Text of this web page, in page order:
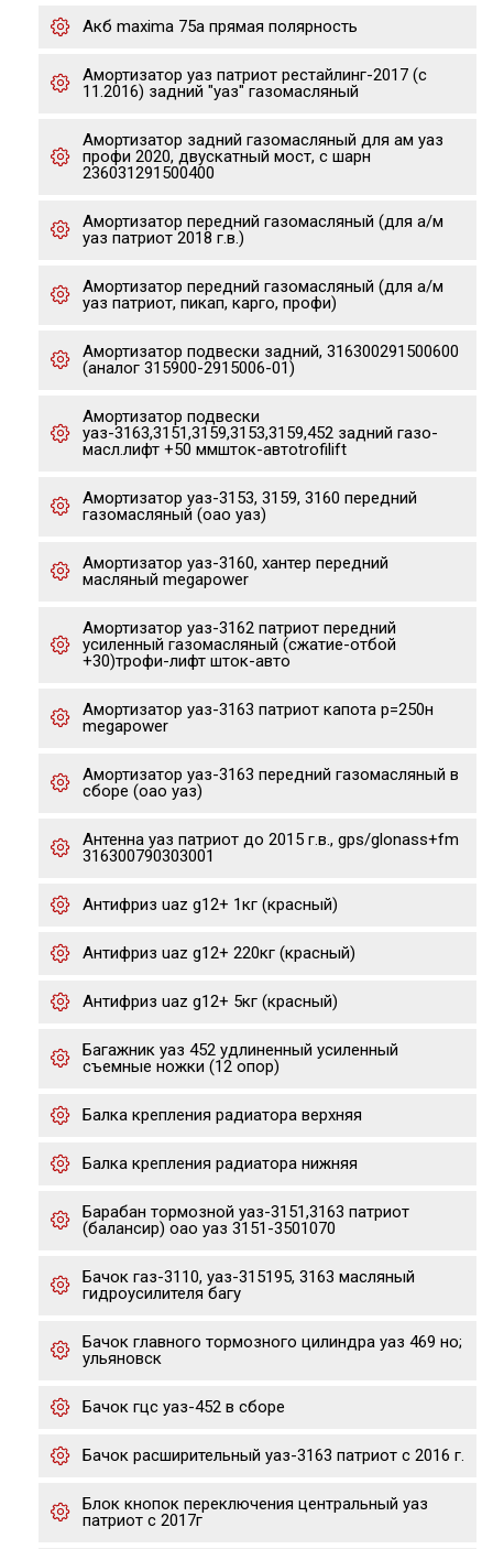
Акб maxima 75a прямая полярность
Амортизатор уаз патриот рестайлинг-2017 (с
11.2016) задний "уаз" газомасляный
Амортизатор задний газомасляный для ам уаз
профи 2020, двускатный мост, с шарн
236031291500400
Амортизатор передний газомасляный (для а/м
уаз патриот 2018 г.в.)
Амортизатор передний газомасляный (для а/м
уаз патриот, пикап, карго, профи)
Амортизатор подвески задний, 316300291500600
(аналог 315900-2915006-01)
Амортизатор подвески
уаз-3163,3151,3159,3153,3159,452 задний газо-
масл.лифт +50 ммшток-автоtrofilift
Амортизатор уаз-3153, 3159, 3160 передний
газомасляный (оао уаз)
Амортизатор уаз-3160, хантер передний
масляный megapower
Амортизатор уаз-3162 патриот передний
усиленный газомасляный (сжатие-отбой
+30)трофи-лифт шток-авто
Амортизатор уаз-3163 патриот капота р=250н
megapower
Амортизатор уаз-3163 передний газомасляный в
сборе (оао уаз)
Антенна уаз патриот до 2015 г.в., gps/glonass+fm
316300790303001
Антифриз uaz g12+ 1кг (красный)
Антифриз uaz g12+ 220кг (красный)
Антифриз uaz g12+ 5кг (красный)
Багажник уаз 452 удлиненный усиленный
съемные ножки (12 опор)
Балка крепления радиатора верхняя
Балка крепления радиатора нижняя
Барабан тормозной уаз-3151,3163 патриот
(балансир) оао уаз 3151-3501070
Бачок газ-3110, уаз-315195, 3163 масляный
гидроусилителя багу
Бачок главного тормозного цилиндра уаз 469 но;
ульяновск
Бачок гцс уаз-452 в сборе
Бачок расширительный уаз-3163 патриот с 2016 г.
Блок кнопок переключения центральный уаз
патриот с 2017г